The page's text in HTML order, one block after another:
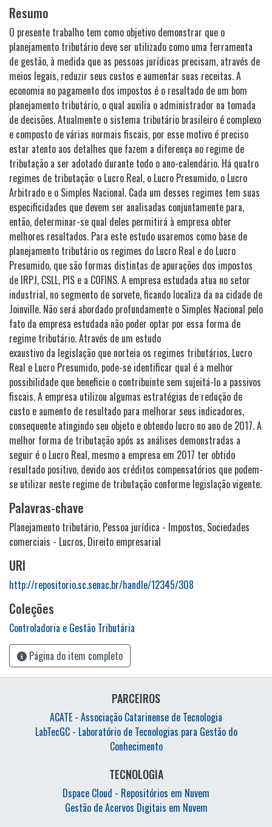
Resumo
O presente trabalho tem como objetivo demonstrar que o
planejamento tributário deve ser utilizado como uma ferramenta
de gestão, à medida que as pessoas jurídicas precisam, através de
meios legais, reduzir seus custos e aumentar suas receitas. A
economia no pagamento dos impostos é o resultado de um bom
planejamento tributário, o qual auxilia o administrador na tomada
de decisões. Atualmente o sistema tributário brasileiro é complexo
e composto de várias normais fiscais, por esse motivo é preciso
estar atento aos detalhes que fazem a diferença no regime de
tributação a ser adotado durante todo o ano-calendário. Há quatro
regimes de tributação: o Lucro Real, o Lucro Presumido, o Lucro
Arbitrado e o Simples Nacional. Cada um desses regimes tem suas
especificidades que devem ser analisadas conjuntamente para,
então, determinar-se qual deles permitirá à empresa obter
melhores resultados. Para este estudo usaremos como base de
planejamento tributário os regimes do Lucro Real e do Lucro
Presumido, que são formas distintas de apurações dos impostos
de IRPJ, CSLL, PIS e a COFINS. A empresa estudada atua no setor
industrial, no segmento de sorvete, ficando localiza da na cidade de
Joinville. Não será abordado profundamente o Simples Nacional pelo
fato da empresa estudada não poder optar por essa forma de
regime tributário. Através de um estudo
exaustivo da legislação que norteia os regimes tributários, Lucro
Real e Lucro Presumido, pode-se identificar qual é a melhor
possibilidade que beneficie o contribuinte sem sujeitá-lo a passivos
fiscais. A empresa utilizou algumas estratégias de redução de
custo e aumento de resultado para melhorar seus indicadores,
consequente atingindo seu objeto e obtendo lucro no ano de 2017. A
melhor forma de tributação após as análises demonstradas a
seguir é o Lucro Real, mesmo a empresa em 2017 ter obtido
resultado positivo, devido aos créditos compensatórios que podem-
se utilizar neste regime de tributação conforme legislação vigente.
Palavras-chave
Planejamento tributário, Pessoa jurídica - Impostos, Sociedades
comerciais - Lucros, Direito empresarial
URI
http://repositorio.sc.senac.br/handle/12345/308
Coleções
Controladoria e Gestão Tributária
Página do item completo
PARCEIROS
ACATE - Associação Catarinense de Tecnologia
LabTecGC - Laboratório de Tecnologias para Gestão do
Conhecimento
TECNOLOGIA
Dspace Cloud - Repositórios em Nuvem
Gestão de Acervos Digitais em Nuvem